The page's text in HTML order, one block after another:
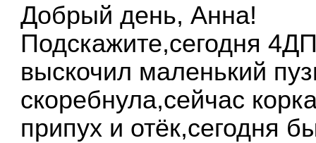
Добрый день, Анна!
Подскажите,сегодня
выскочил маленький
скоребнула,сейчас
припух и отёк,сегодня